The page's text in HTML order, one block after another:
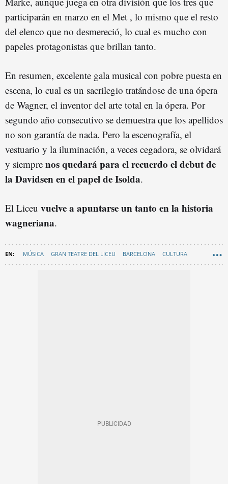
participarán en marzo en el Met , lo mismo que el resto
del elenco que no desmereció, lo cual es mucho con
papeles protagonistas que brillan tanto.
En resumen, excelente gala musical con pobre puesta en
escena, lo cual es un sacrilegio tratándose de una ópera
de Wagner, el inventor del arte total en la ópera. Por
segundo año consecutivo se demuestra que los apellidos
no son garantía de nada. Pero la escenografía, el
vestuario y la iluminación, a veces cegadora, se olvidará
y siempre nos quedará para el recuerdo el debut de
la Davidsen en el papel de Isolda.
El Liceu vuelve a apuntarse un tanto en la historia
wagneriana.
MÚSICA GRAN TEATRE DEL LICEU BARCELONA CULTURA